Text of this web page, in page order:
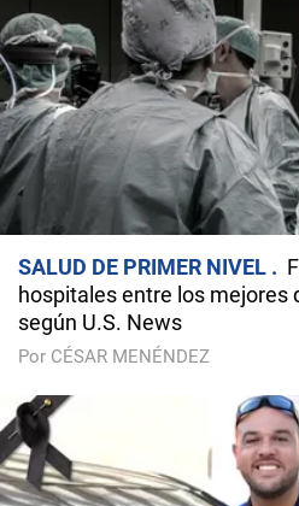
SALUD DE PRIMER NIVEL
hospitales entre los mejores
según U.S. News
Por CÉSAR MENÉNDEZ